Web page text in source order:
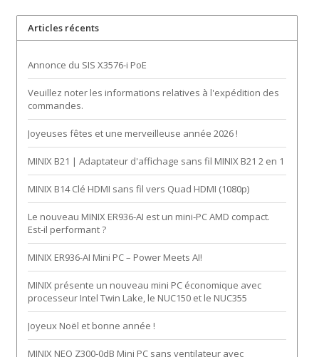
Articles récents
Annonce du SIS X3576-i PoE
Veuillez noter les informations relatives à l'expédition des
commandes.
Joyeuses fêtes et une merveilleuse année 2026 !
MINIX B21 | Adaptateur d'affichage sans fil MINIX B21 2 en 1
MINIX B14 Clé HDMI sans fil vers Quad HDMI (1080p)
Le nouveau MINIX ER936-AI est un mini-PC AMD compact.
Est-il performant ?
MINIX ER936-AI Mini PC – Power Meets AI!
MINIX présente un nouveau mini PC économique avec
processeur Intel Twin Lake, le NUC150 et le NUC355
Joyeux Noël et bonne année !
MINIX NEO Z300-0dB Mini PC sans ventilateur avec